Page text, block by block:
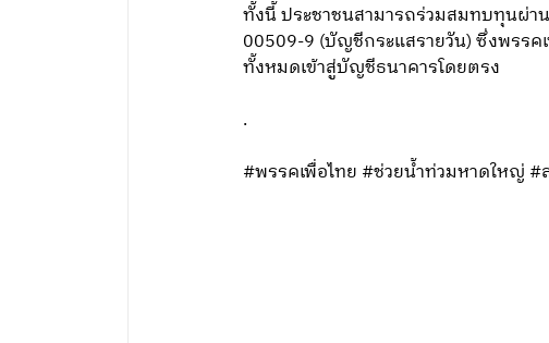
ทั้งนี้ ประชาชนสามารถร่วมสมทบทุนผ่า
00509-9 (บัญชีกระแสรายวัน) ซึ่งพรรค
ทั้งหมดเข้าสู่บัญชีธนาคารโดยตรง
.
#พรรคเพื่อไทย #ช่วยน้ำท่วมหาดใหญ่ #